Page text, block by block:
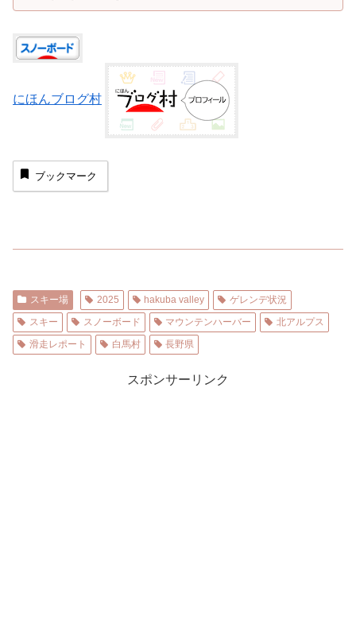
にほんブログ村
ブックマーク
スキー場 2025 hakuba valley
ゲレンデ状況
スキー
スノーボード マウンテンハーバー
北アルプス
滑走レポート
白馬村 長野県
スポンサーリンク